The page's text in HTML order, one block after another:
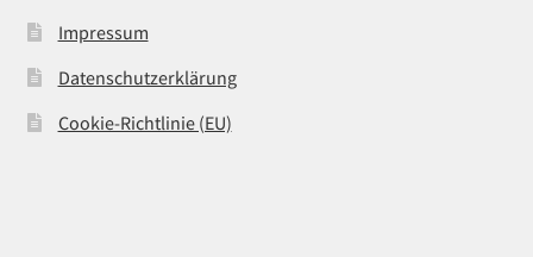
Impressum
Datenschutzerklärung
Cookie-Richtlinie (EU)